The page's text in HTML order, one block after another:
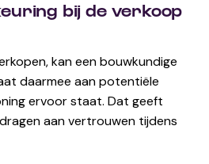
bij de verkoop
kan een bouwkundige
daarmee aan potentiële
ervoor staat. Dat geeft
aan vertrouwen tijdens